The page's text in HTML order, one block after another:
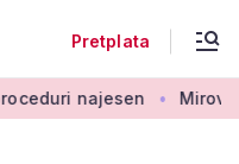
Pretplata
Mirovine branitelja: Dijele